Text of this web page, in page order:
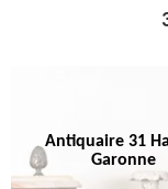
Antiquaire 31
Garonne